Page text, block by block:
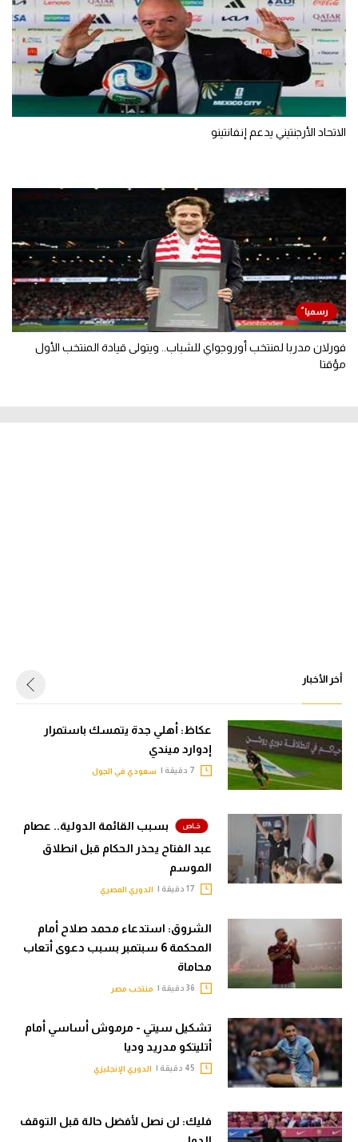
الاتحاد الأرجنتيني يدعم إنفانتينو
فورلان مدربا لمنتخب أوروجواي للشباب.. ويتولى قيادة المنتخب الأول
مؤقتا
أخر الأخبار
عكاظ: أهلي جدة يتمسك باستمرار
إدوارد ميندي
سعودي في الجول
بسبب القائمة الدولية.. عصام
عبد الفتاح يحذر الحكام قبل انطلاق
الموسم
الدوري المصري
الشروق: استدعاء محمد صلاح أمام
المحكمة 6 سبتمبر بسبب دعوى أتعاب
محاماة
منتخب مصر
تشكيل سيتي - مرموش أساسي أمام
أتليتكو مدريد وديا
الدوري الإنجليزي
فليك: لن نصل لأفضل حالة قبل التوقف